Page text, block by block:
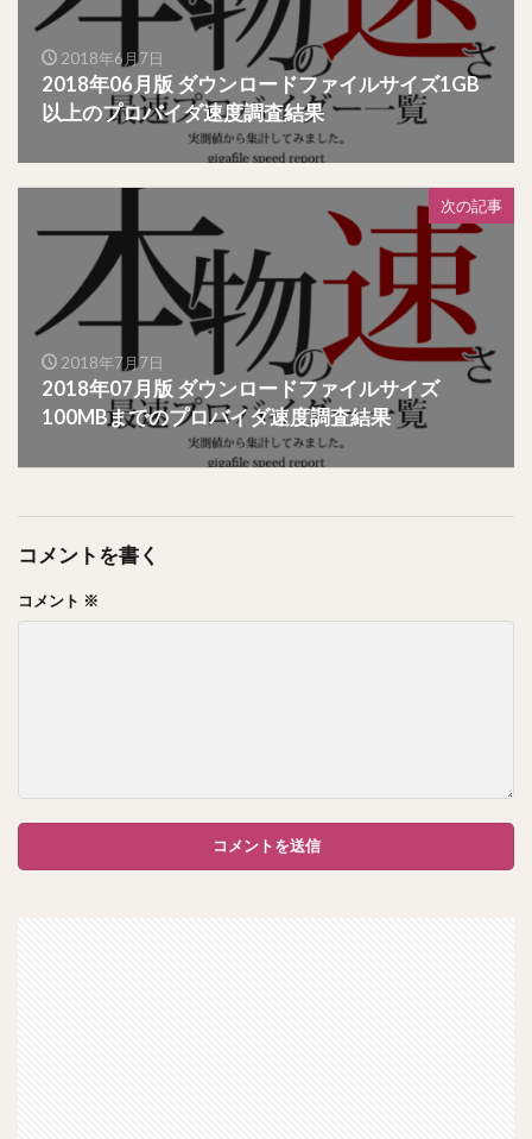
2018年6月7日
2018年06月版 ダウンロードファイルサイズ1GB
以上のプロバイダ速度調査結果
次の記事
2018年7月7日
2018年07月版 ダウンロードファイルサイズ
100MBまでのプロバイダ速度調査結果
コメントを書く
コメント ※